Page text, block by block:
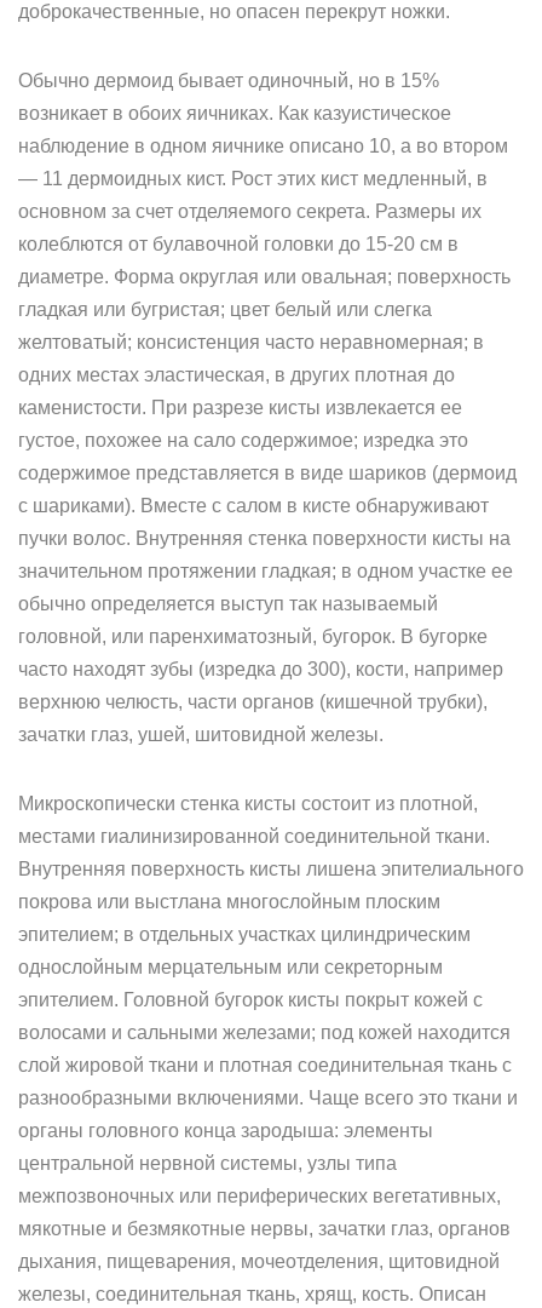
доброкачественные, но опасен перекрут ножки.
Обычно дермоид бывает одиночный, но в 15%
возникает в обоих яичниках. Как казуистическое
наблюдение в одном яичнике описано 10, а во втором
— 11 дермоидных кист. Рост этих кист медленный, в
основном за счет отделяемого секрета. Размеры их
колеблются от булавочной головки до 15-20 см в
диаметре. Форма округлая или овальная; поверхность
гладкая или бугристая; цвет белый или слегка
желтоватый; консистенция часто неравномерная; в
одних местах эластическая, в других плотная до
каменистости. При разрезе кисты извлекается ее
густое, похожее на сало содержимое; изредка это
содержимое представляется в виде шариков (дермоид
с шариками). Вместе с салом в кисте обнаруживают
пучки волос. Внутренняя стенка поверхности кисты на
значительном протяжении гладкая; в одном участке ее
обычно определяется выступ так называемый
головной, или паренхиматозный, бугорок. В бугорке
часто находят зубы (изредка до 300), кости, например
верхнюю челюсть, части органов (кишечной трубки),
зачатки глаз, ушей, шитовидной железы.
Микроскопически стенка кисты состоит из плотной,
местами гиалинизированной соединительной ткани.
Внутренняя поверхность кисты лишена эпителиального
покрова или выстлана многослойным плоским
эпителием; в отдельных участках цилиндрическим
однослойным мерцательным или секреторным
эпителием. Головной бугорок кисты покрыт кожей с
волосами и сальными железами; под кожей находится
слой жировой ткани и плотная соединительная ткань с
разнообразными включениями. Чаще всего это ткани и
органы головного конца зародыша: элементы
центральной нервной системы, узлы типа
межпозвоночных или периферических вегетативных,
мякотные и безмякотные нервы, зачатки глаз, органов
дыхания, пищеварения, мочеотделения, щитовидной
железы, соединительная ткань, хрящ, кость. Описан